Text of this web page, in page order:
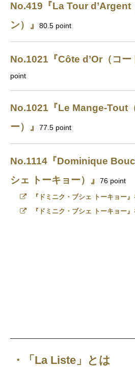
No.419『La Tour d’Argent
ン）』
80.5 point
No.1021『Côte d’Or（コー
point
No.1021『Le Mange-Tout
ー）』
77.5 point
No.1114『Dominique
シェ トーキョー）』
76 point
『ドミニク・ブシェ トーキョー
『ドミニク・ブシェ トーキョー
・「La Liste」とは